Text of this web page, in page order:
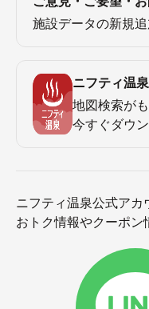
施設データの新規
ニフティ温
地図検索が
今すぐダウ
ニフティ温泉公式アカ
おトク情報やクーポン